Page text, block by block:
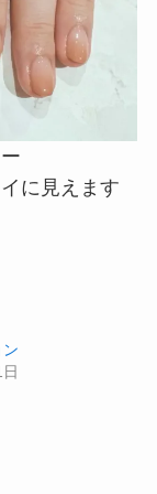
に見えます